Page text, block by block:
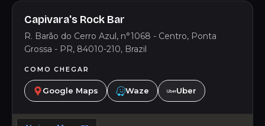
Capivara's Rock Bar
R. Barão do Cerro Azul, n°1068 - Centro, Ponta
Grossa - PR, 84010-210, Brazil
COMO CHEGAR
Google Maps Waze Uber